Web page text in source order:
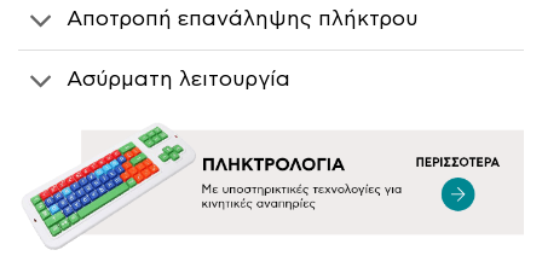
Αποτροπή επανάληψης πλήκτρου
Aσύρματη λειτουργία